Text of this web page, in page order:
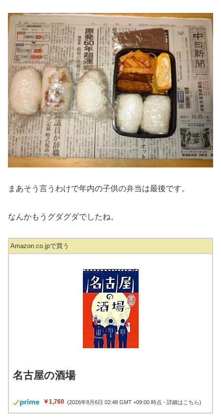
まあそう言うわけで年内の子供の弁当は最後です。
なんかもうグダグダでしたね。
Amazon.co.jpで買う
名古屋の酒場
￥1,760 (2026年8月6日 02:48 GMT +09:00 時点 -詳細はこちら)